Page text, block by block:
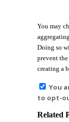
You may
Doing so
prevent
creating a
You
to opt-
Related